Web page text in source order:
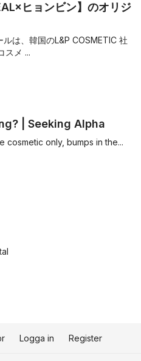
ヒョンビン】のオリジ
は、韓国のL&P COSMETIC 社
スメ ...
| Seeking Alpha
only, bumps in the...
Logga in Register